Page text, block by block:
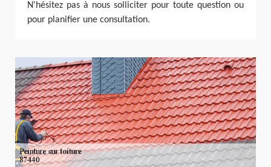
N'hésitez pas à nous solliciter pour toute question ou
pour planifier une consultation.